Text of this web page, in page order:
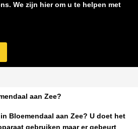
We zijn hier om u te helpen met
aan Zee?
in Bloemendaal aan Zee? U doet het
gebruiken maar er gebeurt